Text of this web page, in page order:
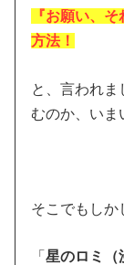
『お願い、
方法！
と、言われま
むのか、い
そこでもしか
「星のロミ（